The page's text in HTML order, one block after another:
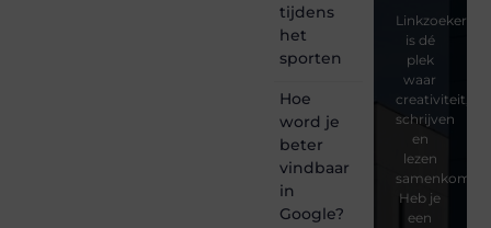
tijdens
het
sporten
Hoe
word je
beter
vindbaar
in
Google?
is dé
plek
waar
creativiteit,
schrijven
en
lezen
samenkomen.
Heb je
een